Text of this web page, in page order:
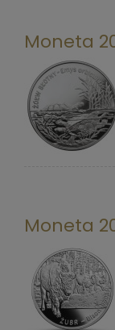
Moneta
Moneta